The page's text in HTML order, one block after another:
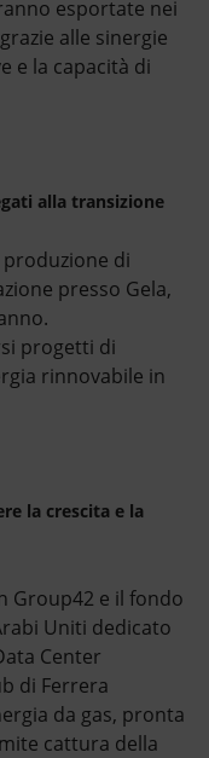
esportate nei
alle sinergie
e la capacità di
alla transizione
produzione di
presso Gela,
progetti di
rinnovabile in
la crescita e la
Group42 e il fondo
Uniti dedicato
Center
di Ferrera
da gas, pronta
cattura della